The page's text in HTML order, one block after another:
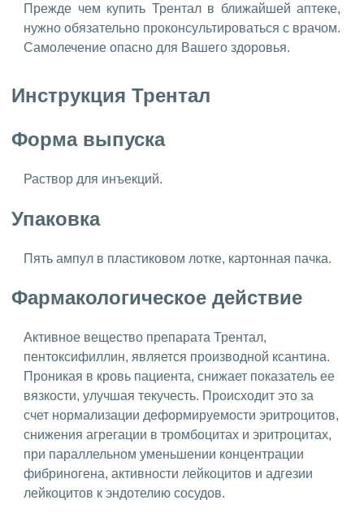
Прежде чем купить Трентал в ближайшей аптеке,
нужно обязательно проконсультироваться с врачом.
Самолечение опасно для Вашего здоровья.
Инструкция Трентал
Форма выпуска
Раствор для инъекций.
Упаковка
Пять ампул в пластиковом лотке, картонная пачка.
Фармакологическое действие
Активное вещество препарата Трентал,
пентоксифиллин, является производной ксантина.
Проникая в кровь пациента, снижает показатель ее
вязкости, улучшая текучесть. Происходит это за
счет нормализации деформируемости эритроцитов,
снижения агрегации в тромбоцитах и эритроцитах,
при параллельном уменьшении концентрации
фибриногена, активности лейкоцитов и адгезии
лейкоцитов к эндотелию сосудов.